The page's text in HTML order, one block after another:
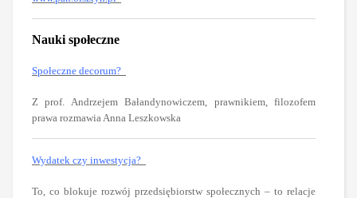
Nauki społeczne
Społeczne decorum?
Z prof. Andrzejem Bałandynowiczem, prawnikiem, filozofem
prawa rozmawia Anna Leszkowska
Wydatek czy inwestycja?
To, co blokuje rozwój przedsiębiorstw społecznych – to relacje